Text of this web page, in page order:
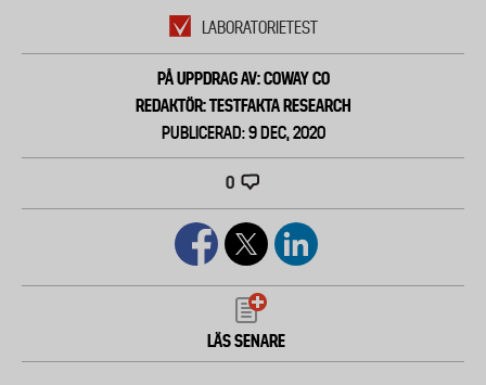
LABORATORIETEST
PÅ UPPDRAG AV: COWAY CO
REDAKTÖR: TESTFAKTA RESEARCH
PUBLICERAD: 9 DEC, 2020
0
LÄS SENARE